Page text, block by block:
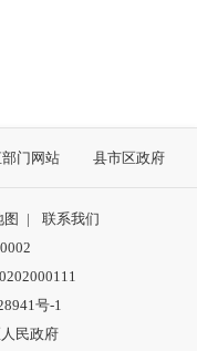
门网站 县市区政府
图 |
联系我们
号-1
民政府